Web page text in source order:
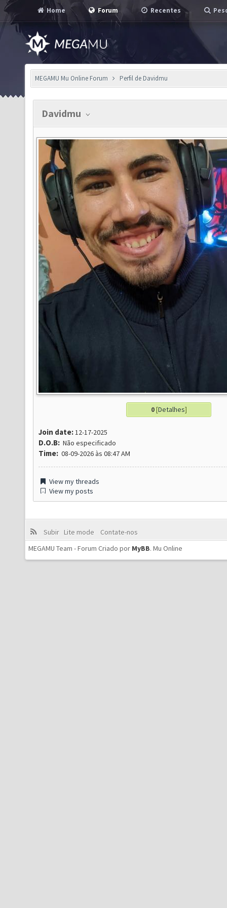
Home Forum Recentes
MEGAMU Mu Online Forum Perfil de Davidmu
Davidmu
0[Detalhes]
Join date:12-17-2025
D.O.B: Não especificado
Time: 08-09-2026 às 08:47 AM
View my threads
View my posts
Subir Lite mode
Contate-nos
MEGAMU Team - Forum Criado por MyBB. Mu Online